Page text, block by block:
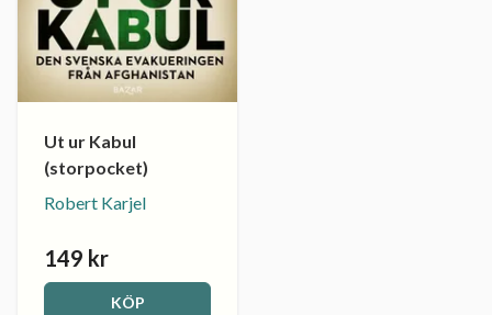
Ut ur Kabul
(storpocket)
Robert Karjel
149 kr
KÖP